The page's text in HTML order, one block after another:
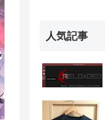
人気記事